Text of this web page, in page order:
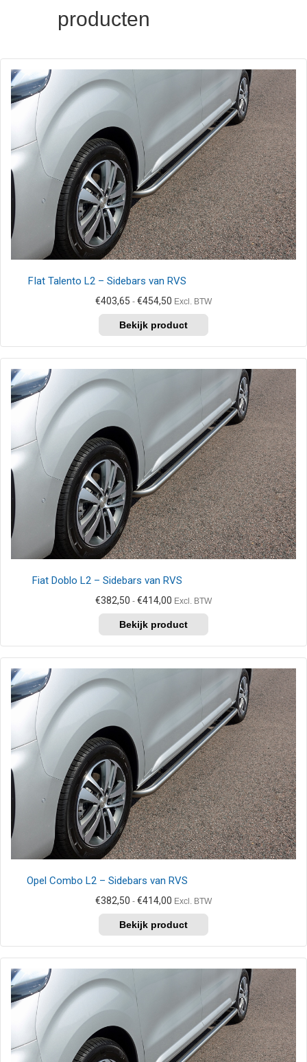
producten
FIat Talento L2 – Sidebars van RVS
€403,65 - €454,50 Prijsklasse:
tot
€454,50
Excl. BTW
product
heeft
meerdere
gekozen
worden
op
de
productpagina
Fiat Doblo L2 – Sidebars van RVS
€382,50 - €414,00 Prijsklasse:
tot
€414,00
Excl. BTW
product
heeft
meerdere
gekozen
worden
op
de
productpagina
Opel Combo L2 – Sidebars van RVS
€382,50 - €414,00 Prijsklasse:
tot
Excl. BTW
product
heeft
meerdere
gekozen
worden
op